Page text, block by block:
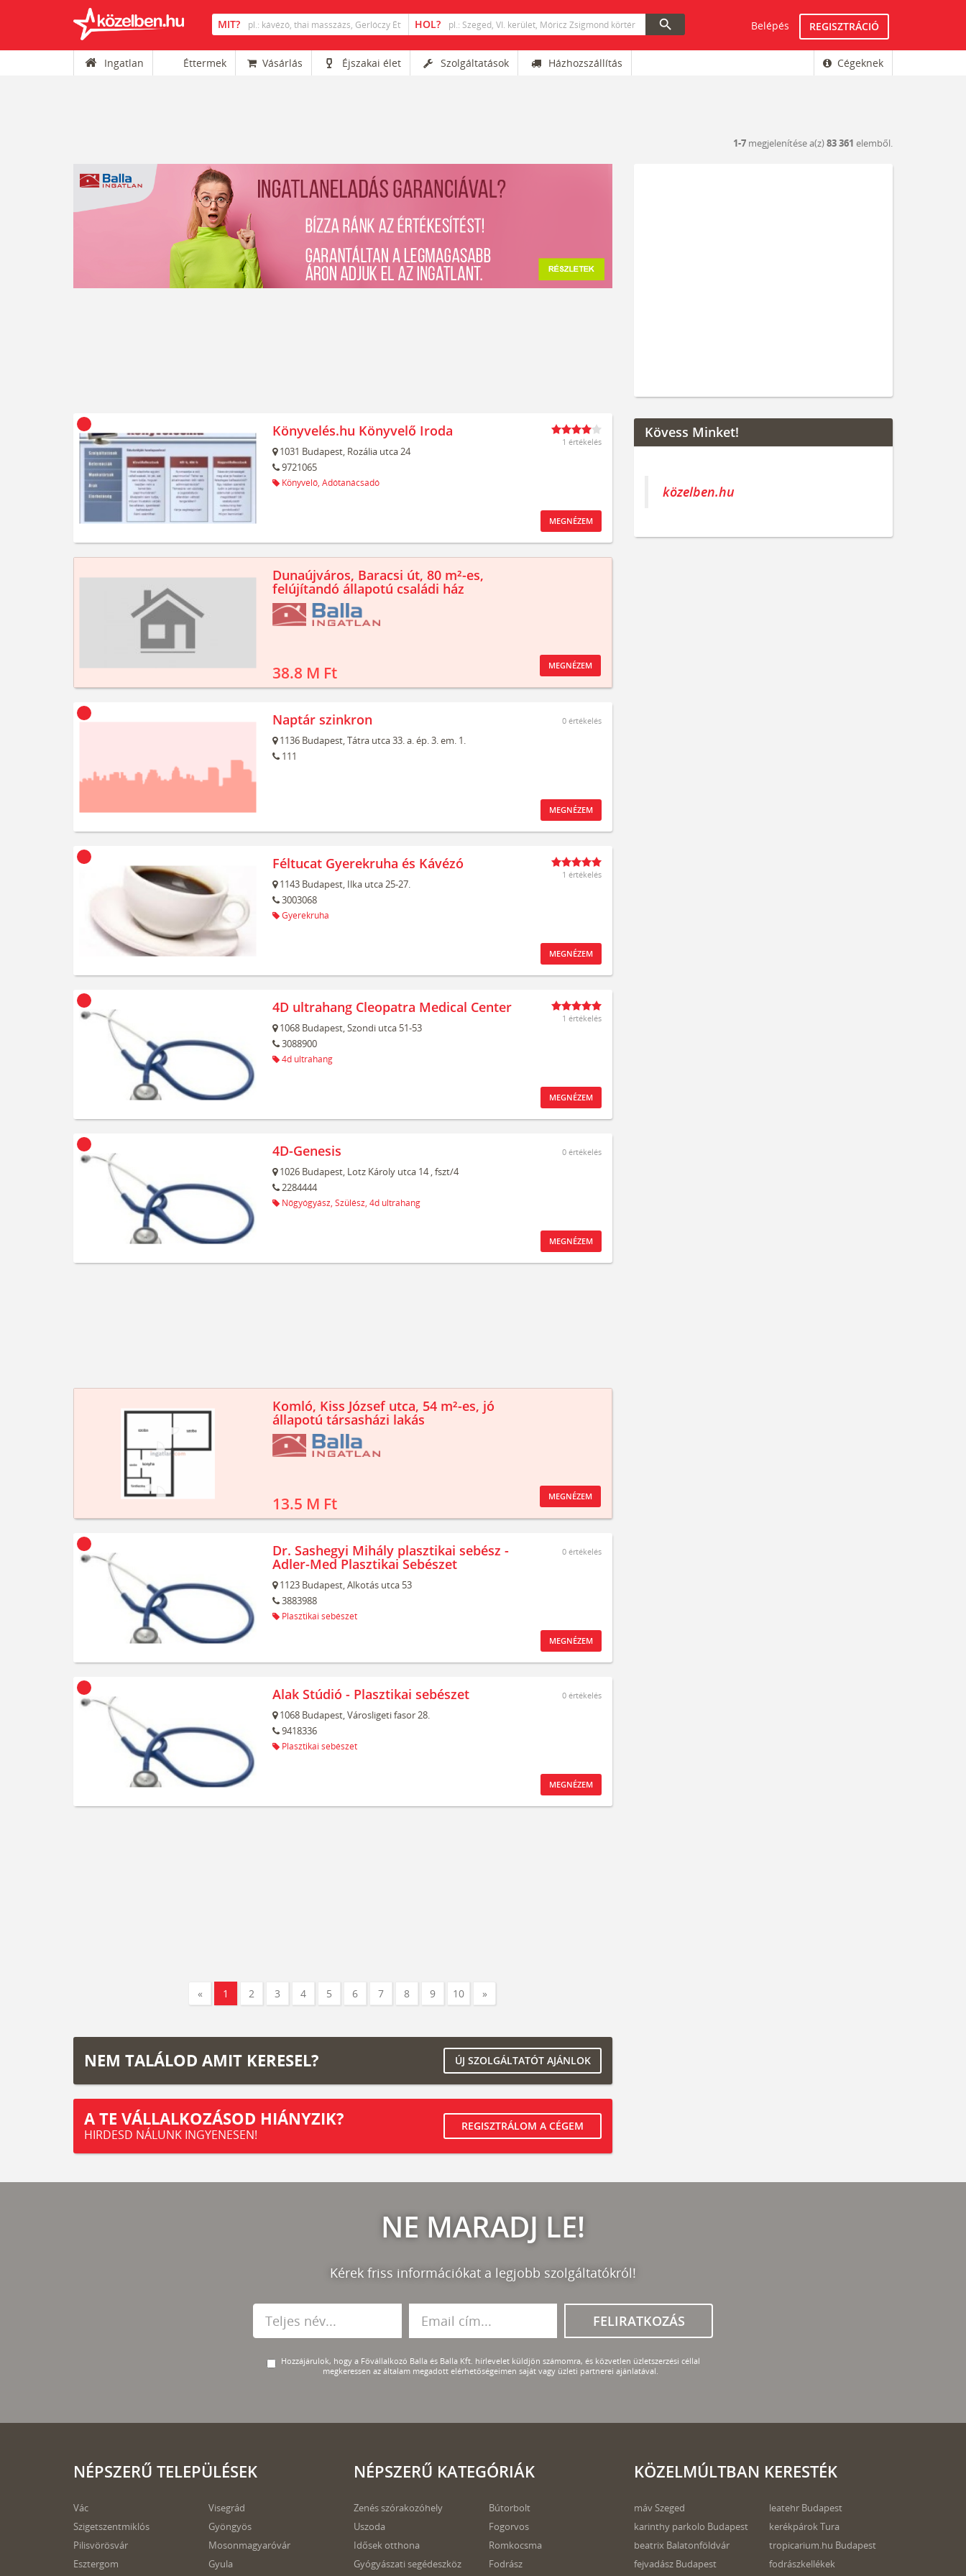
search Belépés REGISZTRÁCIÓ
Ingatlan Éttermek Vásárlás Éjszakai élet Szolgáltatások Házhozszállítás Cégeknek
1-7 megjelenítése a(z)83 361 elemből.
Könyvelés.hu Könyvelő Iroda
1031 Budapest, Rozália utca 24
9721065
Könyvelő, Adótanácsadó
1 értékelés
MEGNÉZEM
Dunaújváros, Baracsi út, 80 m²-es,
felújítandó állapotú családi ház
38.8 M Ft MEGNÉZEM
Naptár szinkron
1136 Budapest,Tátra utca 33. a. ép. 3. em. 1.
111
0 értékelés
MEGNÉZEM
Féltucat Gyerekruha és Kávézó
1143 Budapest, Ilka utca 25-27.
3003068
Gyerekruha
1 értékelés
MEGNÉZEM
4D ultrahang Cleopatra Medical Center
1068 Budapest,Szondi utca 51-53
3088900
4d ultrahang
1 értékelés
MEGNÉZEM
4D-Genesis
1026 Budapest, Lotz Károly utca 14, fszt/4
2284444
Nőgyógyász, Szülész, 4d ultrahang
0 értékelés
MEGNÉZEM
Komló, Kiss József utca, 54 m²-es, jó
állapotú társasházi lakás
13.5 M Ft MEGNÉZEM
Dr. Sashegyi Mihály plasztikai sebész -
Adler-Med Plasztikai Sebészet
1123 Budapest,Alkotás utca 53
3883988
Plasztikai sebészet
0 értékelés
MEGNÉZEM
Alak Stúdió - Plasztikai sebészet
1068 Budapest,Városligeti fasor 28.
9418336
Plasztikai sebészet
0 értékelés
MEGNÉZEM
« 1 2 3 4 5 6 7 8 9 10 »
NEM TALÁLOD AMIT KERESEL? ÚJ SZOLGÁLTATÓT AJÁNLOK
A TE VÁLLALKOZÁSOD HIÁNYZIK?
HIRDESD NÁLUNK INGYENESEN!
REGISZTRÁLOM A CÉGEM
Kövess Minket!
közelben.hu
NE MARADJ LE!
Kérek friss információkat a legjobb szolgáltatókról!
FELIRATKOZÁS
Hozzájárulok, hogy a Fővállalkozó Balla és Balla Kft. hírlevelet küldjön számomra, és közvetlen üzletszerzési céllal
megkeressen az általam megadott elérhetőségeimen saját vagy üzleti partnerei ajánlatával.
NÉPSZERŰ TELEPÜLÉSEK
Vác
Szigetszentmiklós
Pilisvörösvár
Esztergom
Visegrád
Gyöngyös
Mosonmagyaróvár
Gyula
NÉPSZERŰ KATEGÓRIÁK
Zenés szórakozóhely
Uszoda
Idősek otthona
Gyógyászati segédeszköz
Bútorbolt
Fogorvos
Romkocsma
Fodrász
KÖZELMÚLTBAN KERESTÉK
máv Szeged
karinthy parkolo Budapest
beatrix Balatonföldvár
fejvadász Budapest
leatehr Budapest
kerékpárok Tura
tropicarium.hu Budapest
fodrászkellékek